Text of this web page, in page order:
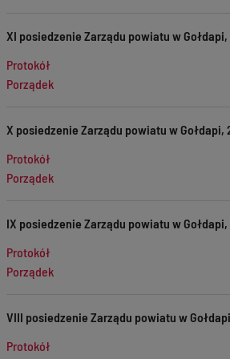
XI posiedzenie Zarządu powiatu w Gołdapi,
Protokół
Porządek
X posiedzenie Zarządu powiatu w Gołdapi,
Protokół
Porządek
IX posiedzenie Zarządu powiatu w
Protokół
Porządek
VIII posiedzenie Zarządu powiatu w
Protokół